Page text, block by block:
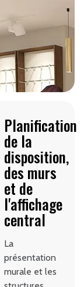
Planification
de la
disposition,
des murs
et de
l'affichage
central
La
présentation
murale et les